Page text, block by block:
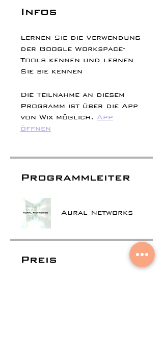
Infos
Lernen Sie die Verwendung
der Google Workspace-
Tools kennen und lernen
Sie sie kennen
Die Teilnahme an diesem
Programm ist über die App
von Wix möglich. App
öffnen
Programmleiter
Aural Networks
Preis